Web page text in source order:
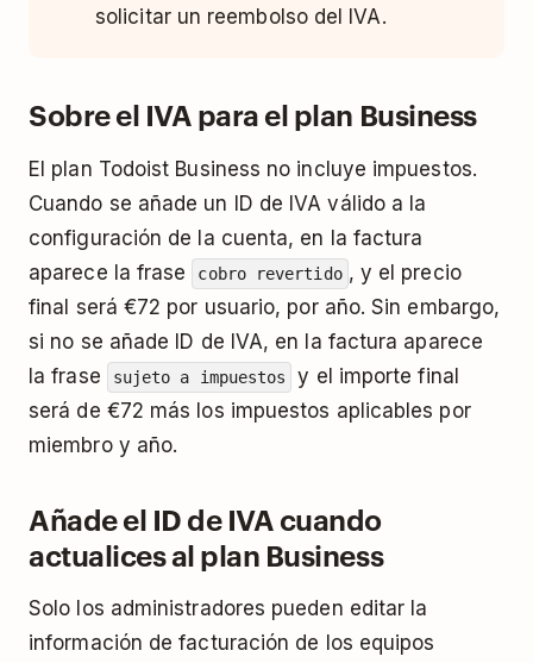
solicitar un reembolso del IVA.
Sobre el IVA para el plan Business
El plan Todoist Business no incluye impuestos.
Cuando se añade un ID de IVA válido a la
configuración de la cuenta, en la factura
aparece la frase
cobro revertido , y el precio
final será €72 por usuario, por año. Sin embargo,
si no se añade ID de IVA, en la factura aparece
la frase
sujeto a impuestos
y el importe final
será de €72 más los impuestos aplicables por
miembro y año.
Añade el ID de IVA cuando
actualices al plan Business
Solo los administradores pueden editar la
información de facturación de los equipos